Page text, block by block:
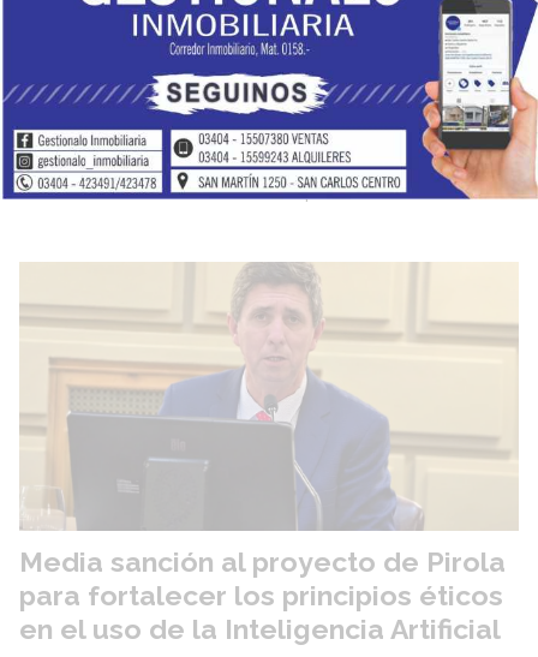
01 de diciembre de 2025
A partir de datos proporcionados por el INA, la Secretaría de
Recursos Hídricos espera que en los próximos tres meses el
río se mantenga entre niveles medios-bajos y medios, sin
crecidas extraordinarias en el corto plazo.
Media sanción al proyecto de Pirola
para fortalecer los principios éticos
en el uso de la Inteligencia Artificial